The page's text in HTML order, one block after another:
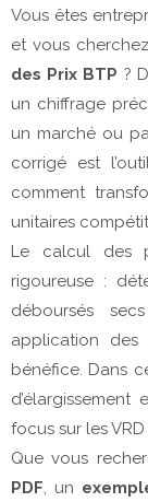
Vous êtes
et vous
des Prix BTP ?
un chiffrage
un marché ou
corrigé est
comment
unitaires
Le calcul des
rigoureuse :
déboursés
application des
bénéfice. Dans
focus sur les
Que vous
PDF, un